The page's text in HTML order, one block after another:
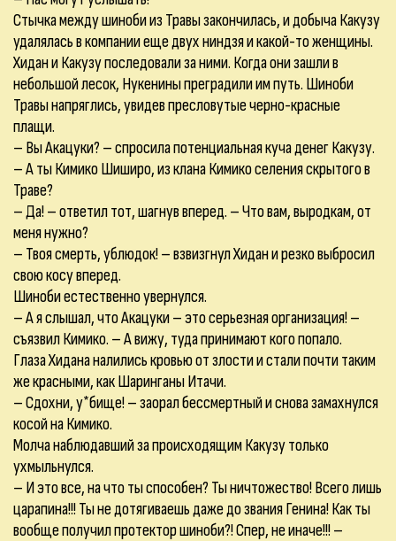
Стычка между шиноби из Травы закончилась, и добыча Какузу
удалялась в компании еще двух ниндзя и какой-то женщины.
Хидан и Какузу последовали за ними. Когда они зашли в
небольшой лесок, Нукенины преградили им путь. Шиноби
Травы напряглись, увидев пресловутые черно-красные
плащи.
– Вы Акацуки? – спросила потенциальная куча денег Какузу.
– А ты Кимико Шиширо, из клана Кимико селения скрытого в
Траве?
– Да! – ответил тот, шагнув вперед. – Что вам, выродкам, от
меня нужно?
– Твоя смерть, ублюдок! – взвизгнул Хидан и резко выбросил
свою косу вперед.
Шиноби естественно увернулся.
– А я слышал, что Акацуки – это серьезная организация! –
съязвил Кимико. – А вижу, туда принимают кого попало.
Глаза Хидана налились кровью от злости и стали почти таким
же красными, как Шаринганы Итачи.
– Сдохни, у*бище! – заорал бессмертный и снова замахнулся
косой на Кимико.
Молча наблюдавший за происходящим Какузу только
ухмыльнулся.
– И это все, на что ты способен? Ты ничтожество! Всего лишь
царапина!!! Ты не дотягиваешь даже до звания Генина! Как ты
вообще получил протектор шиноби?! Спер, не иначе!!! –